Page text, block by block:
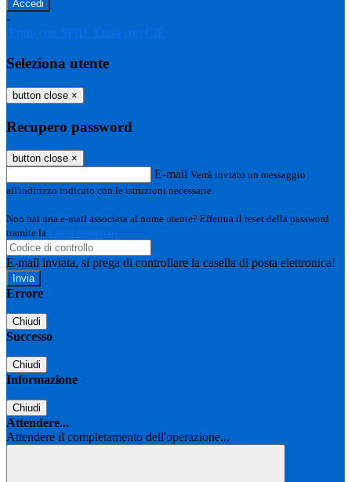
-
Entra con SPID
Entra con CIE
Seleziona utente
button close ×
Recupero password
button close ×
E-mail Verrà inviato un messaggio
all'indirizzo indicato con le istruzioni necessarie.
Non hai una e-mail associata al nome utente? Effettua il reset della password
tramite la Login Spaggiari
E-mail inviata, si prega di controllare la casella di posta elettronica!
Errore
Chiudi
Successo
Chiudi
Informazione
Chiudi
Attendere...
Attendere il completamento dell'operazione...